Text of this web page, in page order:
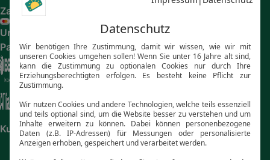
Zahlungsarten
Unsere
Partner
Kundenbewertungen